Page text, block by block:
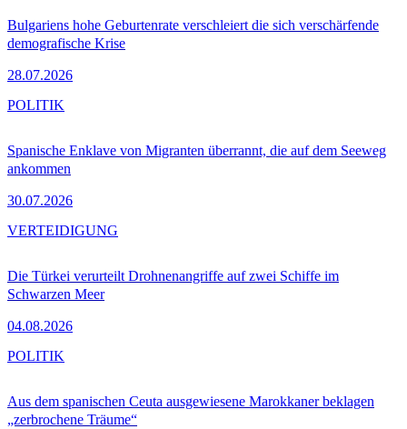
Bulgariens hohe Geburtenrate verschleiert die sich verschärfende
demografische Krise
28.07.2026
Spanische Enklave von Migranten überrannt, die auf dem Seeweg
ankommen
30.07.2026
POLITIK
Die Türkei verurteilt Drohnenangriffe auf zwei Schiffe im
Schwarzen Meer
04.08.2026
VERTEIDIGUNG
Aus dem spanischen Ceuta ausgewiesene Marokkaner beklagen
„zerbrochene Träume“
POLITIK